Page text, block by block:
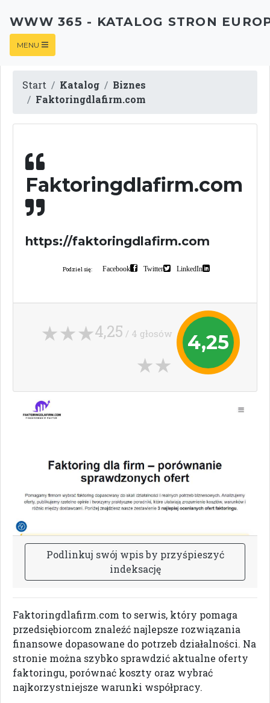
WWW 365 - KATALOG STRON
MENU
Start Katalog
Biznes
Faktoringdlafirm.com
Faktoringdlafirm.com
https://faktoringdlafirm.com
Podziel się: Facebook Twitter LinkedIn
4,25
4,25 / 4 głosów
Podlinkuj swój wpisby przyśpieszyć
indeksację
Faktoringdlafirm.com to serwis, który pomaga
przedsiębiorcom znaleźć najlepsze rozwiązania
finansowe dopasowane do potrzeb działalności. Na
stronie można szybko sprawdzić aktualne oferty
faktoringu, porównać koszty oraz wybrać
najkorzystniejsze warunki współpracy.